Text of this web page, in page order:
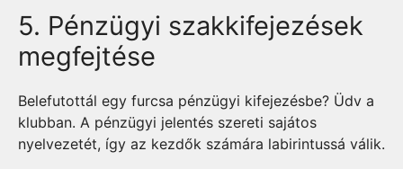
5. Pénzügyi szakkifejezések
megfejtése
Belefutottál egy furcsa pénzügyi kifejezésbe? Üdv a
klubban. A pénzügyi jelentés szereti sajátos
nyelvezetét, így az kezdők számára labirintussá válik.